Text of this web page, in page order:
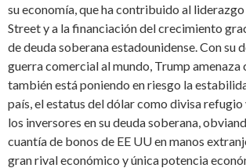
su economía, que ha contribuido al
Street y a la financiación del crecimiento
de deuda soberana estadounidense. Con su
guerra comercial al mundo, Trump amenaza
también está poniendo en riesgo la
país, el estatus del dólar como divisa refugio
los inversores en su deuda soberana,
cuantía de bonos de EE UU en manos
gran rival económico y única potencia